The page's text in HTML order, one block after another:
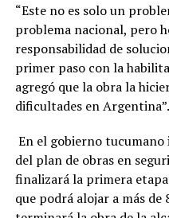
“Este no es solo un
problema nacional, pero
responsabilidad de
primer paso con la
agregó que la obra la
dificultades en Argentina”.
En el gobierno
del plan de obras en
finalizará la primera
que podrá alojar a más de